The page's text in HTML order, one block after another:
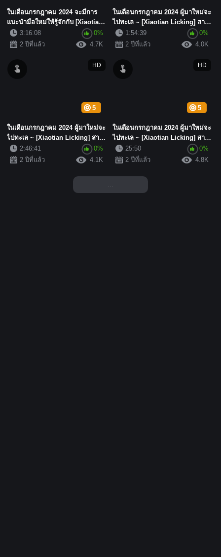
ในเดือนกรกฎาคม 2024 จะมีการ
แนะนำมือใหม่ให้รู้จักกับ [Xiaotian
Licking] สาวโรงเรียน...
3:16:08
0%
2 ปีที่แล้ว
4.7K
ในเดือนกรกฎาคม 2024 ผู้มาใหม่จะ
ไปทะเล ~ [Xiaotian Licking] สาว
โรงเรียนสวมแว่น! หน้...
1:54:39
0%
2 ปีที่แล้ว
4.0K
5
HD
ในเดือนกรกฎาคม 2024 ผู้มาใหม่จะ
ไปทะเล ~ [Xiaotian Licking] สาว
โรงเรียนสวมแว่น! หน้...
2:46:41
0%
2 ปีที่แล้ว
4.1K
5
HD
ในเดือนกรกฎาคม 2024 ผู้มาใหม่จะ
ไปทะเล ~ [Xiaotian Licking] สาว
โรงเรียนสวมแว่น! หน้...
25:50
0%
2 ปีที่แล้ว
4.8K